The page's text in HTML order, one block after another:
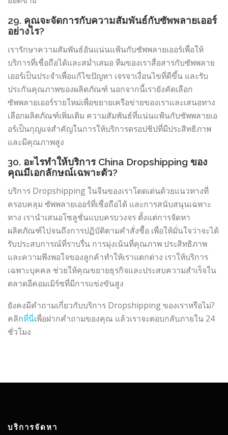
29. คุณจะจัดการกับความสัมพันธ์กับซัพพลายเออร์
อย่างไร?
เรารักษาความสัมพันธ์อันแน่นแฟ้นกับซัพพลายเออร์เพื่อให้
บริการที่เชื่อถือได้และสม่ำเสมอ ทีมของเราสื่อสารกับซัพพลาย
เออร์เป็นประจำเพื่อแก้ไขปัญหา เจรจาเงื่อนไขที่ดีขึ้น และรับ
ประกันคุณภาพของผลิตภัณฑ์ นอกจากนี้เรายังคัดเลือก
ซัพพลายเออร์รายใหม่เพื่อขยายเครือข่ายของเราและเสนอทาง
เลือกผลิตภัณฑ์เพิ่มเติม ความสัมพันธ์ที่แน่นแฟ้นกับซัพพลายเอ
อร์เป็นกุญแจสำคัญในการให้บริการดรอปชิปที่มีประสิทธิภาพ
และมีคุณภาพสูง
30. อะไรทำให้บริการ China Dropshipping ของ
คุณมีเอกลักษณ์เฉพาะตัว?
บริการ Dropshipping ในจีนของเราโดดเด่นด้วยแนวทางที่
ครอบคลุม ซัพพลายเออร์ที่เชื่อถือได้ และการสนับสนุนเฉพาะ
ทาง เรานำเสนอโซลูชั่นแบบครบวงจร ตั้งแต่การจัดหา
ผลิตภัณฑ์ไปจนถึงการปฏิบัติตามคำสั่งซื้อ เพื่อให้มั่นใจว่าจะได้
รับประสบการณ์ที่ราบรื่น การมุ่งเน้นที่คุณภาพ ประสิทธิภาพ
และความพึงพอใจของลูกค้าทำให้เราแตกต่าง เราให้บริการ
เฉพาะบุคคล ช่วยให้คุณขยายธุรกิจและประสบความสำเร็จใน
ตลาดอีคอมเมิร์ซที่มีการแข่งขันสูง
ยังคงมีคำถามเกี่ยวกับบริการ Dropshipping ของเราหรือไม่?
คลิกที่นี่เพื่อฝากคำถามของคุณ แล้วเราจะตอบกลับภายใน 24
ชั่วโมง
บริการจัดหา